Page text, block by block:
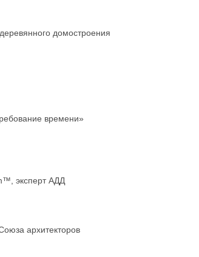
домостроения
времени»
эксперт АДД
архитекторов